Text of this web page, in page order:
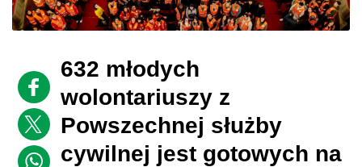
632 młodych
wolontariuszy z
Powszechnej służby
cywilnej jest gotowych na